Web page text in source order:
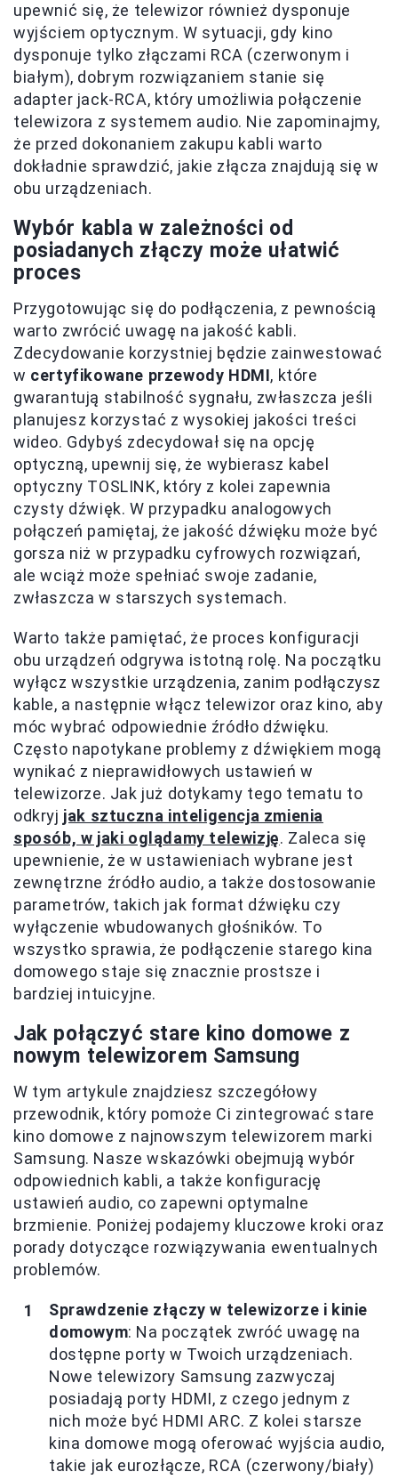
upewnić się, że telewizor również dysponuje
wyjściem optycznym. W sytuacji, gdy kino
dysponuje tylko złączami RCA (czerwonym i
białym), dobrym rozwiązaniem stanie się
adapter jack-RCA, który umożliwia połączenie
telewizora z systemem audio. Nie zapominajmy,
że przed dokonaniem zakupu kabli warto
dokładnie sprawdzić, jakie złącza znajdują się w
obu urządzeniach.
Wybór kabla w zależności od
posiadanych złączy może ułatwić
proces
Przygotowując się do podłączenia, z pewnością
warto zwrócić uwagę na jakość kabli.
Zdecydowanie korzystniej będzie zainwestować
w certyfikowane przewody HDMI, które
gwarantują stabilność sygnału, zwłaszcza jeśli
planujesz korzystać z wysokiej jakości treści
wideo. Gdybyś zdecydował się na opcję
optyczną, upewnij się, że wybierasz kabel
optyczny TOSLINK, który z kolei zapewnia
czysty dźwięk. W przypadku analogowych
połączeń pamiętaj, że jakość dźwięku może być
gorsza niż w przypadku cyfrowych rozwiązań,
ale wciąż może spełniać swoje zadanie,
zwłaszcza w starszych systemach.
Warto także pamiętać, że proces konfiguracji
obu urządzeń odgrywa istotną rolę. Na początku
wyłącz wszystkie urządzenia, zanim podłączysz
kable, a następnie włącz telewizor oraz kino, aby
móc wybrać odpowiednie źródło dźwięku.
Często napotykane problemy z dźwiękiem mogą
wynikać z nieprawidłowych ustawień w
telewizorze. Jak już dotykamy tego tematu to
odkryj jak sztuczna inteligencja zmienia
sposób, w jaki oglądamy telewizję. Zaleca się
upewnienie, że w ustawieniach wybrane jest
zewnętrzne źródło audio, a także dostosowanie
parametrów, takich jak format dźwięku czy
wyłączenie wbudowanych głośników. To
wszystko sprawia, że podłączenie starego kina
domowego staje się znacznie prostsze i
bardziej intuicyjne.
Jak połączyć stare kino domowe z
nowym telewizorem Samsung
W tym artykule znajdziesz szczegółowy
przewodnik, który pomoże Ci zintegrować stare
kino domowe z najnowszym telewizorem marki
Samsung. Nasze wskazówki obejmują wybór
odpowiednich kabli, a także konfigurację
ustawień audio, co zapewni optymalne
brzmienie. Poniżej podajemy kluczowe kroki oraz
porady dotyczące rozwiązywania ewentualnych
problemów.
Sprawdzenie złączy w telewizorze i kinie
domowym: Na początek zwróć uwagę na
dostępne porty w Twoich urządzeniach.
Nowe telewizory Samsung zazwyczaj
posiadają porty HDMI, z czego jednym z
nich może być HDMI ARC. Z kolei starsze
kina domowe mogą oferować wyjścia audio,
takie jak eurozłącze, RCA (czerwony/biały)